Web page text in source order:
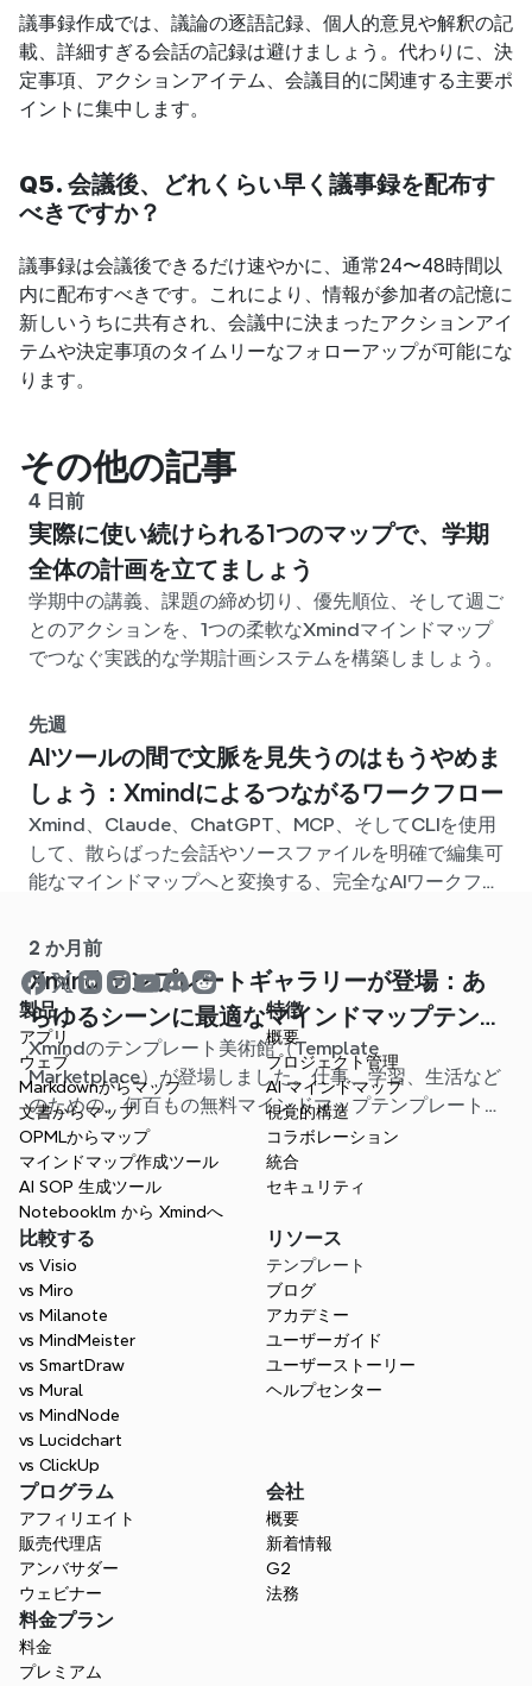
議事録作成では、議論の逐語記録、個人的意見や解釈の記
載、詳細すぎる会話の記録は避けましょう。代わりに、決
定事項、アクションアイテム、会議目的に関連する主要ポ
イントに集中します。
Q5. 会議後、どれくらい早く議事録を配布す
べきですか？
議事録は会議後できるだけ速やかに、通常24〜48時間以
内に配布すべきです。これにより、情報が参加者の記憶に
新しいうちに共有され、会議中に決まったアクションアイ
テムや決定事項のタイムリーなフォローアップが可能にな
ります。
その他の記事
4 日前
実際に使い続けられる1つのマップで、学期
全体の計画を立てましょう
学期中の講義、課題の締め切り、優先順位、そして週ご
とのアクションを、1つの柔軟なXmindマインドマップ
でつなぐ実践的な学期計画システムを構築しましょう。
先週
AIツールの間で文脈を見失うのはもうやめま
しょう：Xmindによるつながるワークフロー
Xmind、Claude、ChatGPT、MCP、そしてCLIを使用
して、散らばった会話やソースファイルを明確で編集可
能なマインドマップへと変換する、完全なAIワークフロ
2 か月前
Xmind テンプレートギャラリーが登場：あ
らゆるシーンに最適なマインドマップテンプ
レートが見つかります
Xmindのテンプレート美術館（Template
Marketplace）が登場しました。仕事、学習、生活など
のための、何百もの無料マインドマップテンプレートが
用意されています。最適なスタート地点を見つけ、白紙
から始める手間を省きましょう。
製品
アプリ
ウェブ
Markdownからマップ
文書からマップ
OPMLからマップ
マインドマップ作成ツール
AI SOP 生成ツール
Notebooklm から Xmindへ
特徴
概要
プロジェクト管理
AI マインドマップ
視覚的構造
コラボレーション
統合
セキュリティ
比較する
vs Visio
vs Miro
vs Milanote
vs MindMeister
vs SmartDraw
vs Mural
vs MindNode
vs Lucidchart
vs ClickUp
リソース
テンプレート
ブログ
アカデミー
ユーザーガイド
ユーザーストーリー
ヘルプセンター
プログラム
アフィリエイト
販売代理店
アンバサダー
ウェビナー
会社
概要
新着情報
G2
法務
料金プラン
料金
プレミアム